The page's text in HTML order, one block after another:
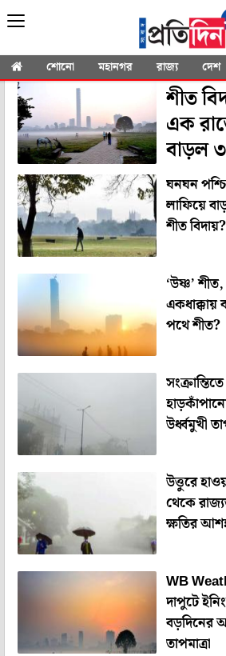
শোনো মহানগর রাজ্য দেশ
YOU SEARCHED FOR
Office"
শীত
এক
বাড়ল ৩
ঘনঘন
লাফিয়ে
শীত বিদায়?
‘উষ্ণ’
একধাক্কায়
পথে শীত?
উর্ধ্বমুখী
উত্তুরে
থেকে
ক্ষতির
WB
দাপুটে
বড়দিনের
তাপমাত্রা